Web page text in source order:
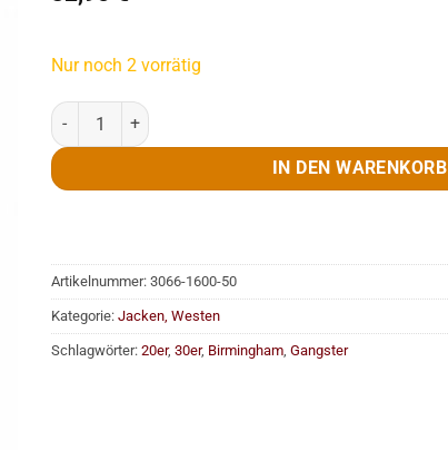
Nur noch 2 vorrätig
Weste, Peaky B., grau, Gr. 50 Menge
IN DEN WARENKORB
Artikelnummer: 3066-1600-50
Kategorie: Jacken, Westen
Schlagwörter: 20er, 30er, Birmingham, Gangster